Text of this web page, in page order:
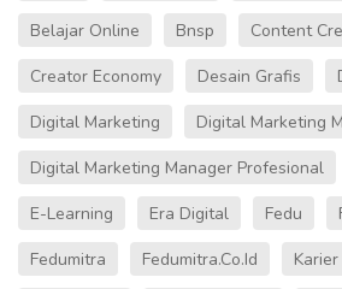
Belajar Online
Bnsp
Content
Creator Economy
Desain Grafis
Digital Marketing
Digital Marketing
Digital Marketing Manager Profesional
E-Learning
Era Digital Fedu
Fedumitra
Fedumitra.co.id